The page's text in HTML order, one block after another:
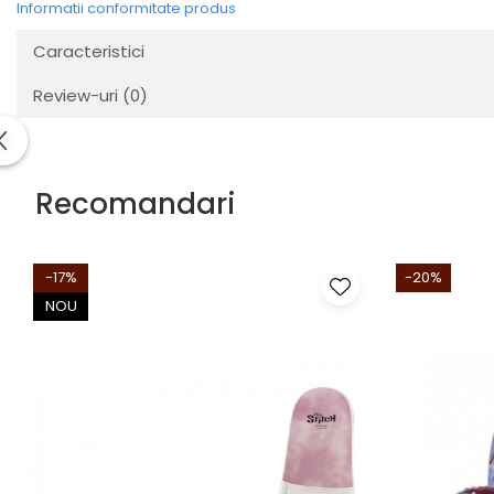
Informatii conformitate produs
Caracteristici
Review-uri (0)
Recomandari
-17%
NOU
-20%